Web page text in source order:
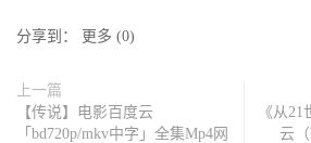
分享到： 更多 (0)
上一篇
【传说】电影百度云
「bd720p/mkv中字」全集Mp4网
《从
云